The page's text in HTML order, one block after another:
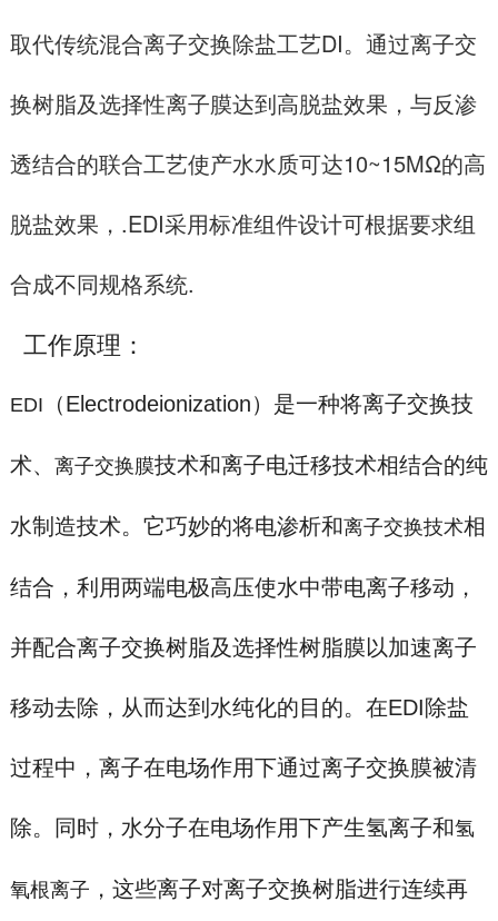
取代传统混合离子交换除盐工艺DI。通过离子交
换树脂及选择性离子膜达到高脱盐效果，与反渗
透结合的联合工艺使产水水质可达10~15MΩ的高
脱盐效果，.EDI采用标准组件设计可根据要求组
合成不同规格系统.
工作原理：
EDI （Electrodeionization）是一种将离子交换技
术、 离子交换膜技术和离子电迁移技术相结合的纯
水制造技术。它巧妙的将电渗析和离子交换技术相
结合，利用两端电极高压使水中带电离子移动，
并配合离子交换树脂及选择性树脂膜以加速离子
移动去除，从而达到水纯化的目的。在EDI除盐
过程中，离子在电场作用下通过离子交换膜被清
除。同时，水分子在电场作用下产生氢离子和氢
氧根离子 ，这些离子对离子交换树脂进行连续再